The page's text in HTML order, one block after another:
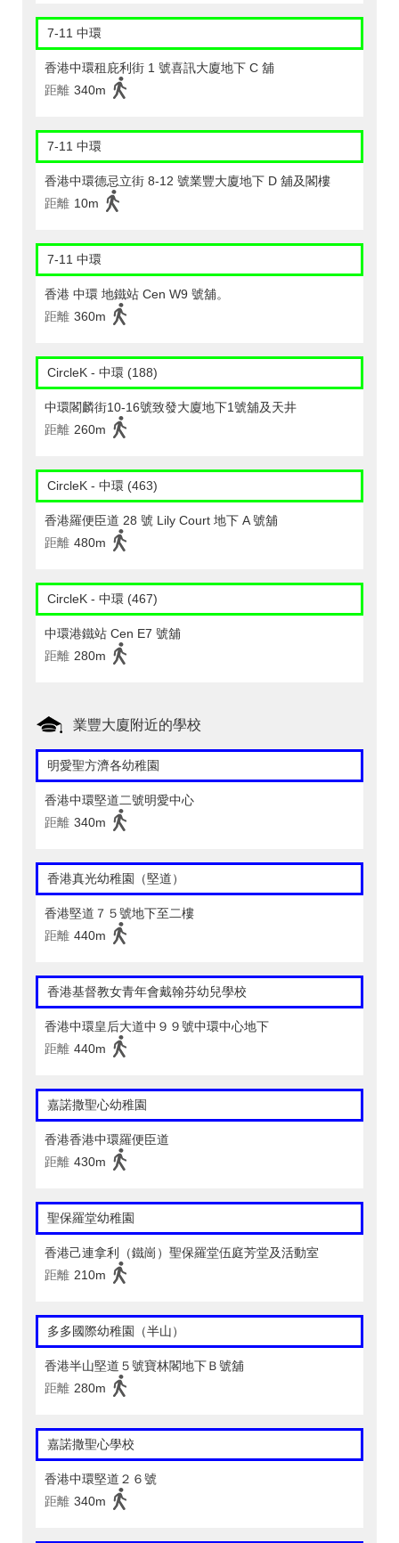
7-11 中環
香港中環租庇利街 1 號喜訊大廈地下 C 舖
距離 340m
7-11 中環
香港中環德忌立街 8-12 號業豐大廈地下 D 舖及閣樓
距離 10m
7-11 中環
香港 中環 地鐵站 Cen W9 號舖。
距離 360m
CircleK - 中環 (188)
中環閣麟街10-16號致發大廈地下1號舖及天井
距離 260m
CircleK - 中環 (463)
香港羅便臣道 28 號 Lily Court 地下 A 號舖
距離 480m
CircleK - 中環 (467)
中環港鐵站 Cen E7 號舖
距離 280m
業豐大廈附近的學校
明愛聖方濟各幼稚園
香港中環堅道二號明愛中心
距離 340m
香港真光幼稚園（堅道）
香港堅道７５號地下至二樓
距離 440m
香港基督教女青年會戴翰芬幼兒學校
香港中環皇后大道中９９號中環中心地下
距離 440m
嘉諾撒聖心幼稚園
香港香港中環羅便臣道
距離 430m
聖保羅堂幼稚園
香港己連拿利（鐵崗）聖保羅堂伍庭芳堂及活動室
距離 210m
多多國際幼稚園（半山）
香港半山堅道５號寶林閣地下Ｂ號舖
距離 280m
嘉諾撒聖心學校
香港中環堅道２６號
距離 340m